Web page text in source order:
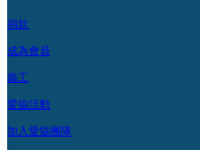
捐款
成為會員
義工
愛協活動
加入愛協團隊